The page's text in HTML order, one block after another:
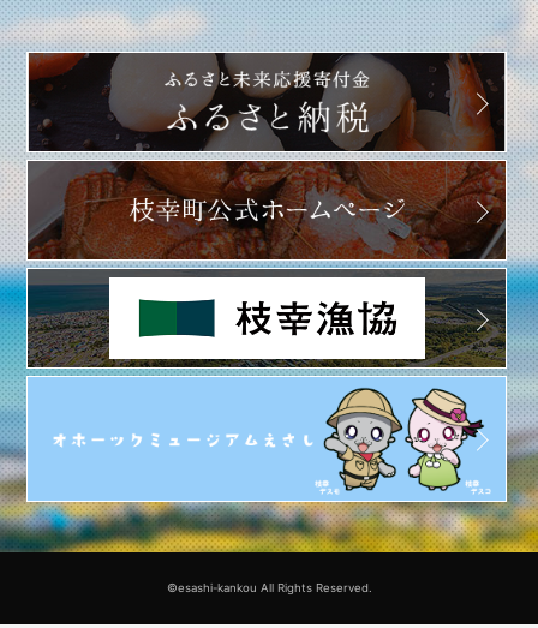
©esashi-kankou All Rights Reserved.